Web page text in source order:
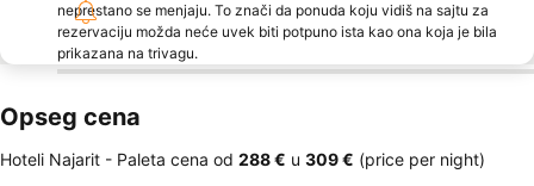
neprestano se menjaju. To znači da ponuda koju vidiš na sajtu za
rezervaciju možda neće uvek biti potpuno ista kao ona koja je bila
prikazana na trivagu.
Opseg cena
Hoteli Najarit - Paleta cena od ‎288 € u ‎309 € (price per night)